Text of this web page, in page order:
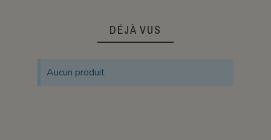
DÉJÀ VUS
Aucun produit